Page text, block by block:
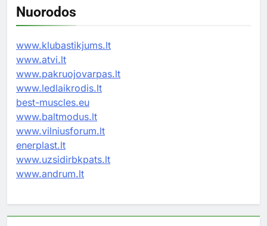
Nuorodos
www.klubastikjums.lt
www.atvi.lt
www.pakruojovarpas.lt
www.ledlaikrodis.lt
best-muscles.eu
www.baltmodus.lt
www.vilniusforum.lt
enerplast.lt
www.uzsidirbkpats.lt
www.andrum.lt